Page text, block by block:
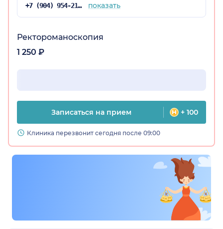
+7 (904) 954-21-39 показать
Ректороманоскопия
1 250 ₽
Записаться на прием + 100
Клиника перезвонит сегодня после 09:00